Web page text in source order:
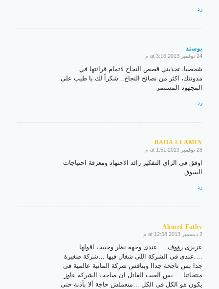
رد
بوسند
says:
24 نوفمبر 2013 at 3:16 م
شخصيا، تجذبني قصص النجاح لاتمام قرائتها في
مدونتك، اكثر من نصائح النجاح.. شكراً لك يا طيب على
المجهود المستمر
رد
BAHA ELAMIN
says:
28 نوفمبر 2013 at 1:51 م
اوفق في الراي التفكير زائد الاجتهاد ومعرفة احتياجات
السوق
رد
Ahmed Fathy
says:
2 ديسمبر 2013 at 12:58 م
عزيزى رؤوف … عندى وجهة نظر وحبيت اقولها
….عندى فى الشركة اللى شغال فيها …شركة صغيرة
جدا بس ناجحة جداا وبنافس شركة المانية عالمية فى
منتجاتنا ….بس العيب القاتل ان صاحب الشركة عاوز
يكون هو الكل فى الكل …متعملش حاجة ألا بأذنة حتى